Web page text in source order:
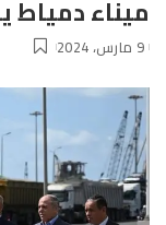
ميناء دمياط
9 مارس، 2024